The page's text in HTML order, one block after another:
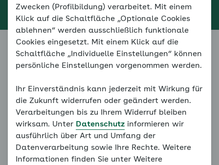
© aok
Das Online-Programm
für Menschen mit
Zwecken (Profilbildung) verarbeitet. Mit einem
Klick auf die Schaltfläche „Optionale Cookies
ablehnen“ werden ausschließlich funktionale
Cookies eingesetzt. Mit einem Klick auf die
Schaltfläche „Individuelle Einstellungen“ können
persönliche Einstellungen vorgenommen werden.
Ihr Einverständnis kann jederzeit mit Wirkung für
die Zukunft widerrufen oder geändert werden.
Verarbeitungen bis zu Ihrem Widerruf bleiben
wirksam. Unter Datenschutz informieren wir
ausführlich über Art und Umfang der
Datenverarbeitung sowie Ihre Rechte. Weitere
Informationen finden Sie unter Weitere